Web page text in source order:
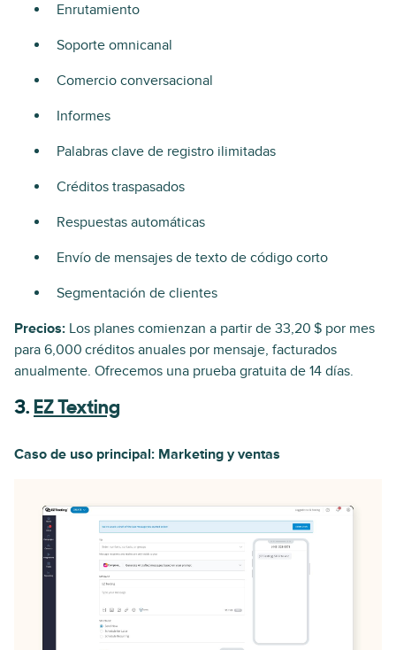
Enrutamiento
Soporte omnicanal
Comercio conversacional
Informes
Palabras clave de registro ilimitadas
Créditos traspasados
Respuestas automáticas
Envío de mensajes de texto de código corto
Segmentación de clientes
Precios: Los planes comienzan a partir de 33,20 $ por mes
para 6,000 créditos anuales por mensaje, facturados
anualmente. Ofrecemos una prueba gratuita de 14 días.
3. EZ Texting
Caso de uso principal: Marketing y ventas